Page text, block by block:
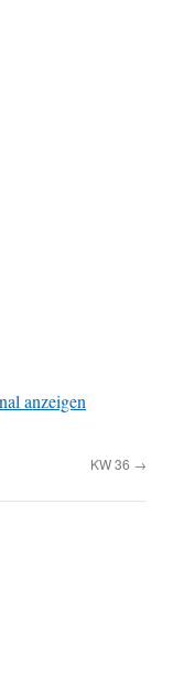
anzeigen
KW 36 →